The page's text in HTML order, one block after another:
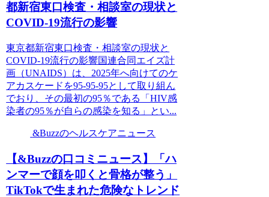
都新宿東口検査・相談室の現状と
COVID-19流行の影響
東京都新宿東口検査・相談室の現状と
COVID-19流行の影響国連合同エイズ計
画（UNAIDS）は、2025年へ向けてのケ
アカスケードを95-95-95として取り組ん
でおり、その最初の95％である「HIV感
染者の95％が自らの感染を知る」とい...
&Buzzのヘルスケアニュース
【&Buzzの口コミニュース】「ハ
ンマーで顔を叩くと骨格が整う」
TikTokで生まれた危険なトレンド